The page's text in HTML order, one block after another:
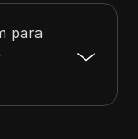
para